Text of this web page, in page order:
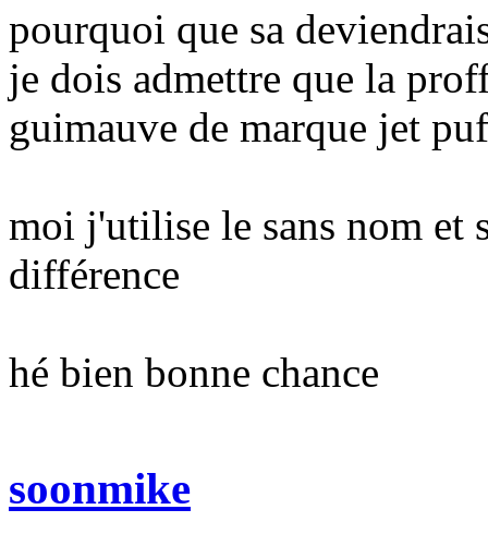
pourquoi que sa
je dois admettre que la
guimauve de marque jet
moi j'utilise le sans nom et
différence
hé bien bonne chance
soonmike